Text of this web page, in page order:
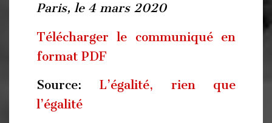
Paris, le 4 mars 2020
Télécharger le communiqué en
format PDF
Source: L’égalité, rien que
l’égalité